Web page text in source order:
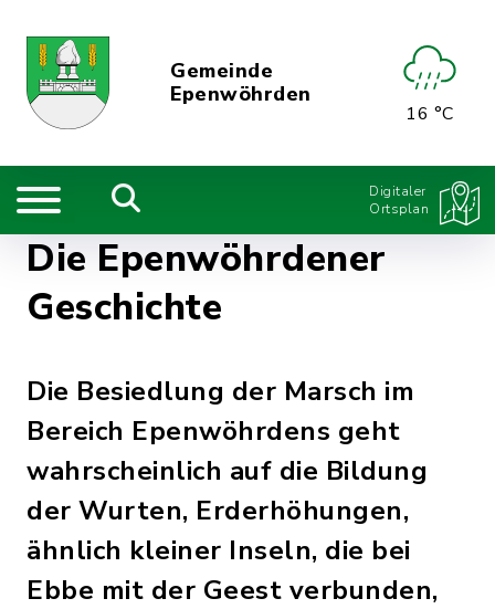
Gemeinde
Epenwöhrden
16 °C
Digitaler
Ortsplan
Die Epenwöhrdener
Geschichte
Die Besiedlung der Marsch im
Bereich Epenwöhrdens geht
wahrscheinlich auf die Bildung
der Wurten, Erderhöhungen,
ähnlich kleiner Inseln, die bei
Ebbe mit der Geest verbunden,